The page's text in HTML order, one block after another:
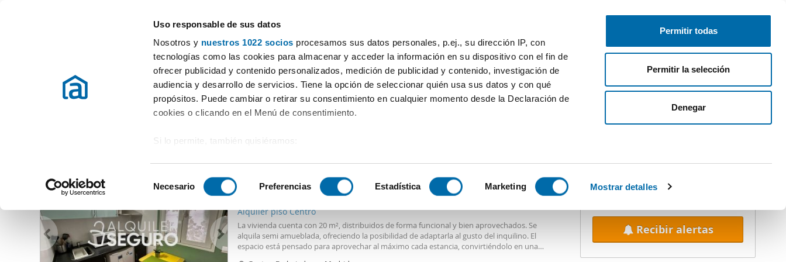
Uso responsable de sus datos
Nosotros y nuestros 1022 socios procesamos sus datos personales, p.ej., su dirección IP, con
tecnologías como las cookies para almacenar y acceder la información en su dispositivo con el fin de
ofrecer publicidad y contenido personalizados, medición de publicidad y contenido, investigación de
audiencia y desarrollo de servicios. Tiene la opción de seleccionar quién usa sus datos y con qué
propósitos. Puede cambiar o retirar su consentimiento en cualquier momento desde la Declaración de
cookies o clicando en el Menú de consentimiento.
Si lo permite, también quisiéramos:
Identificar su dispositivo analizándolo activamente para buscar características específicas (huellas
Obtenga más información sobre cómo se procesan sus datos personales y establezca sus
preferencias en la
sección de datos. Puede cambiar o retirar su consentimiento en cualquier momento
en la Declaración de cookies.
e
e
c
c
Necesario Preferencias Estadística Marketing Mostrar detalles
Permitir todas
Permitir la selección
Denegar
Publica gratis Inicia sesión
Hasta 700€ Superficie Habitaciones Más filtros - 2
Alquiler pisos Madrid provincia Alquiler pisos 700 euros Retiro Madrid
Alquiler pisos 700 euros Retiro Madrid (0 viviendas)
2 1 Baño
Alquiler piso Centro
La vivienda cuenta con 20 m², distribuidos de forma funcional y bien aprovechados. Se
alquila semi amueblada, ofreciendo la posibilidad de adaptarla al gusto del inquilino. El
espacio está pensado para aprovechar al máximo cada estancia, convirtiéndolo en una
No dejes que te adelanten. Recibe en
Recibir alertas